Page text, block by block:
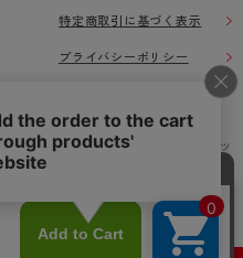
特定商取引に基づく表示
プライバシーポリシー
トなどの著作物の全部または一部をアツ
使用、複製することを禁じます。